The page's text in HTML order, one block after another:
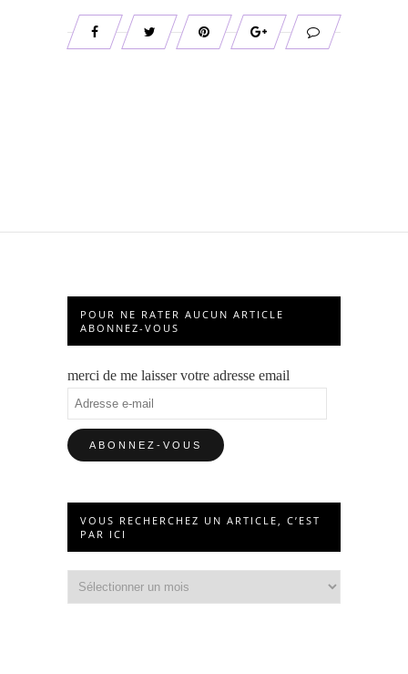
POUR NE RATER AUCUN ARTICLE
ABONNEZ-VOUS
merci de me laisser votre adresse email
Adresse
e-
mail
VOUS RECHERCHEZ UN ARTICLE, C’EST
PAR ICI
recherchez